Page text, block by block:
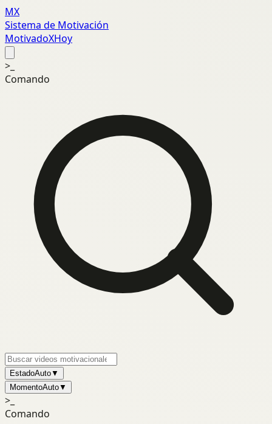
MX
Sistema de Motivación
MotivadoXHoy
>_
Comando
EstadoAuto▼
MomentoAuto▼
>_
Comando